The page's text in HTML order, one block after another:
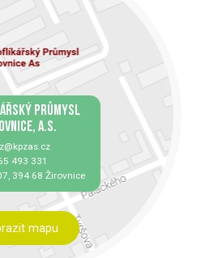
PRŮMYSL
A.S.
493 331
394 68 Žirovnice
mapu